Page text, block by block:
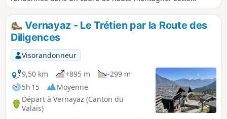
randonnée offre un accès original à ce beau sommet, en
partant de haut et dans un cadre sauvage.
Vernayaz - Le Trétien par la Route des
Diligences
Visorandonneur
9,50 km
+895 m
-299 m
5h 15
Moyenne
Départ à Vernayaz (Canton du
Valais)